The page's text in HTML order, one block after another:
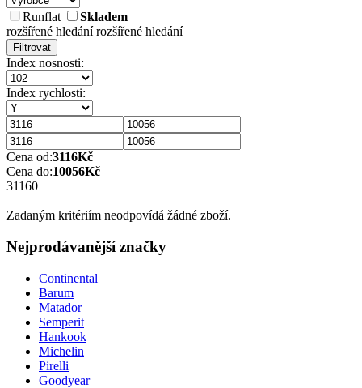
Runflat
Skladem
rozšířené hledánírozšířené hledání
Filtrovat
Index nosnosti:
Index rychlosti:
Cena od:3116Kč
Cena do:10056Kč
31160
Zadaným kritériím neodpovídá žádné zboží.
Nejprodávanější značky
Continental
Barum
Matador
Semperit
Hankook
Michelin
Pirelli
Goodyear